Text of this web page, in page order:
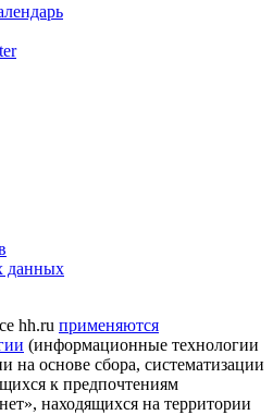
данных
hh.ru применяются
(информационные технологии
на основе сбора, систематизации
к предпочтениям
находящихся на территории